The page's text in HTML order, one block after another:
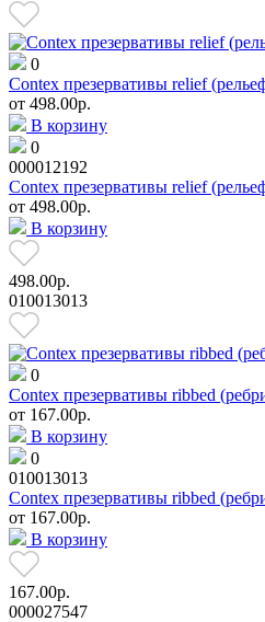
0
Contex презервативы relief
от 498.00р.
В корзину
0
000012192
Contex презервативы relief
от 498.00р.
В корзину
498.00р.
010013013
0
Contex презервативы ribbed
от 167.00р.
В корзину
0
010013013
Contex презервативы ribbed
от 167.00р.
В корзину
167.00р.
000027547